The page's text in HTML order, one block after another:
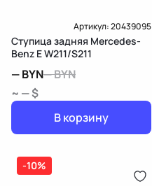
Артикул:20439095
Ступица задняя Mercedes-
Benz E W211/S211
—BYN—BYN
~ — $
В корзину
-10%